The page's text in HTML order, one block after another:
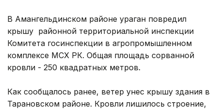
В Амангельдинском районе ураган повредил
крышу районной территориальной инспекции
Комитета госинспекции в агропромышленном
комплексе МСХ РК. Общая площадь сорванной
кровли - 250 квадратных метров.
Как сообщалось ранее, ветер унес крышу здания в
Тарановском районе. Кровли лишилось строение,